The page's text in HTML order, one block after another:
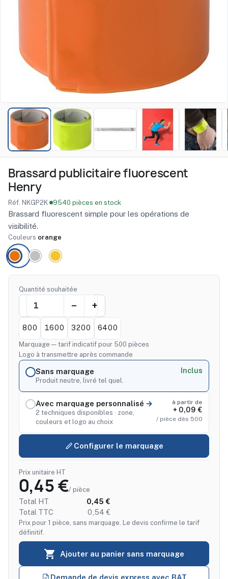
Brassard publicitaire fluorescent
Henry
Réf. NKGP2K· 9540 pièces en stock
Brassard fluorescent simple pour les opérations de
visibilité.
Couleurs orange
Quantité souhaitée
800 1600 3200 6400
Marquage — tarif indicatif pour 500 pièces
Logo à transmettre après commande
Sans marquage
Produit neutre, livré tel quel.
Inclus
Avec marquage personnalisé
2 techniques disponibles · zone,
couleurs et logo au choix
à partir de
+ 0,09 €
/ pièce dès 500
Configurer le marquage
Prix unitaire HT
0,45 €/ pièce
Total HT
0,45 €
Total TTC
0,54 €
Prix pour 1 pièce, sans marquage. Le devis confirme le tarif
définitif.
 Ajouter au panier sans marquage